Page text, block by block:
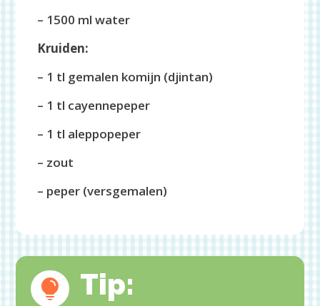
– 1500 ml water
Kruiden:
– 1 tl gemalen komijn (djintan)
– 1 tl cayennepeper
– 1 tl aleppopeper
– zout
– peper (versgemalen)
 Tip: